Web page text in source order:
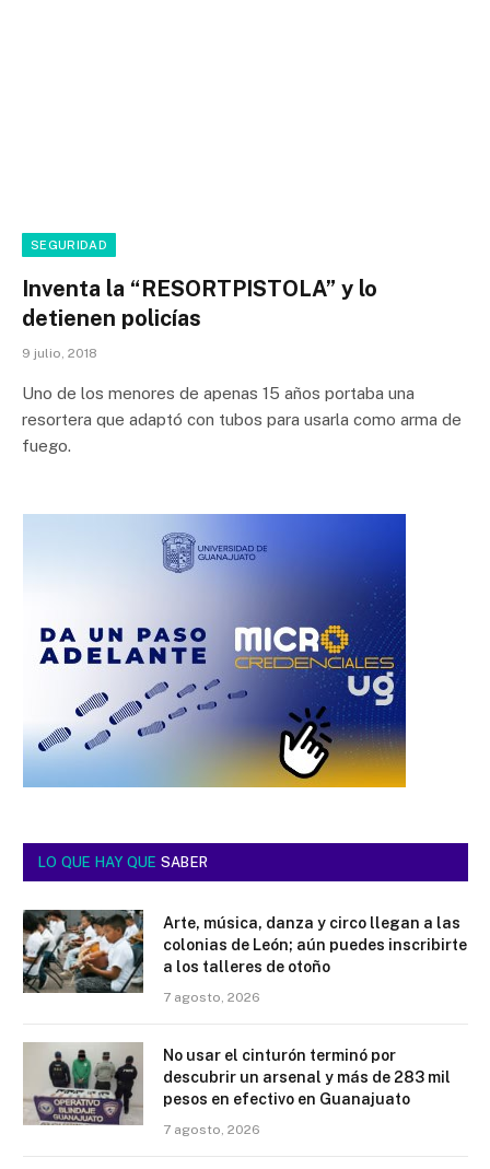
SEGURIDAD
Inventa la “RESORTPISTOLA” y lo
detienen policías
9 julio, 2018
Uno de los menores de apenas 15 años portaba una
resortera que adaptó con tubos para usarla como arma de
fuego.
LO QUE HAY QUE SABER
Arte, música, danza y circo llegan a las
colonias de León; aún puedes inscribirte
a los talleres de otoño
7 agosto, 2026
No usar el cinturón terminó por
descubrir un arsenal y más de 283 mil
pesos en efectivo en Guanajuato
7 agosto, 2026